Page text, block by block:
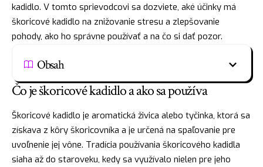
kadidlo. V tomto sprievodcovi sa dozviete, aké účinky má
škoricové kadidlo na znižovanie stresu a zlepšovanie
pohody, ako ho správne používať a na čo si dať pozor.
Obsah
Čo je škoricové kadidlo a ako sa používa
Škoricové kadidlo je aromatická živica alebo tyčinka, ktorá sa
získava z kôry škoricovníka a je určená na spaľovanie pre
uvoľnenie jej vône. Tradícia používania škoricového kadidla
siaha až do staroveku, kedy sa využívalo nielen pre jeho